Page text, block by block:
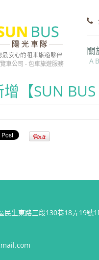
車公司 - 包車旅遊服務
關
【SUN
民生東路三段130巷18弄19號